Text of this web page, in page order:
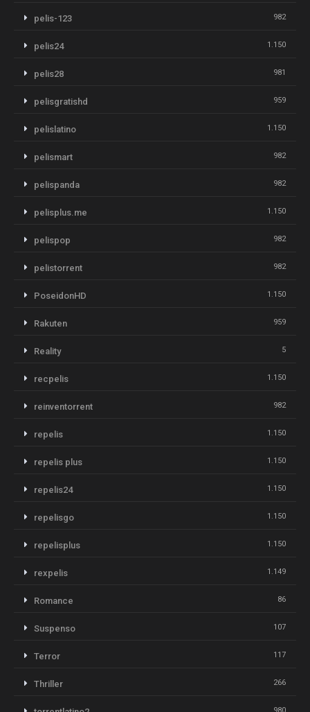
pelis-123 982
pelis24 1.150
pelis28 981
pelisgratishd 959
pelislatino 1.150
pelismart 982
pelispanda 982
pelisplus.me 1.150
pelispop 982
pelistorrent 982
PoseidonHD 1.150
Rakuten 959
Reality 5
recpelis 1.150
reinventorrent 982
repelis 1.150
repelis plus 1.150
repelis24 1.150
repelisgo 1.150
repelisplus 1.150
rexpelis 1.149
Romance 86
Suspenso 107
Terror 117
Thriller 266